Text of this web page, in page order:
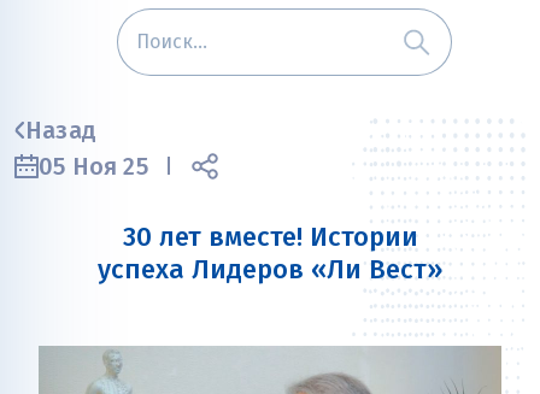
Назад
05 Ноя 25
30 лет вместе! Истории
успеха Лидеров «Ли Вест»